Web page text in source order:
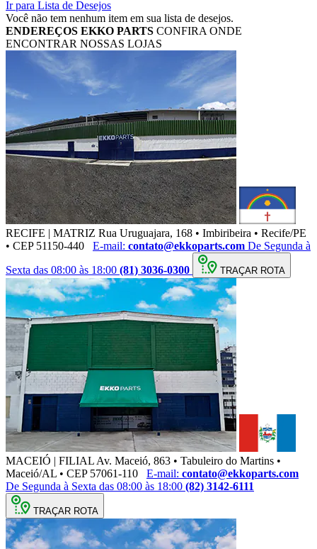
Ir para Lista de Desejos
Você não tem nenhum item em sua lista de desejos.
ENDEREÇOS EKKO PARTS CONFIRA ONDE
ENCONTRAR NOSSAS LOJAS
RECIFE | MATRIZ Rua Uruguajara, 168 • Imbiribeira • Recife/PE
• CEP 51150-440
E-mail: contato@ekkoparts.com De Segunda à
Sexta das 08:00 às 18:00 (81) 3036-0300 TRAÇAR ROTA
MACEIÓ | FILIAL Av. Maceió, 863 • Tabuleiro do Martins •
Maceió/AL • CEP 57061-110
E-mail: contato@ekkoparts.com
De Segunda à Sexta das 08:00 às 18:00 (82) 3142-6111
TRAÇAR ROTA